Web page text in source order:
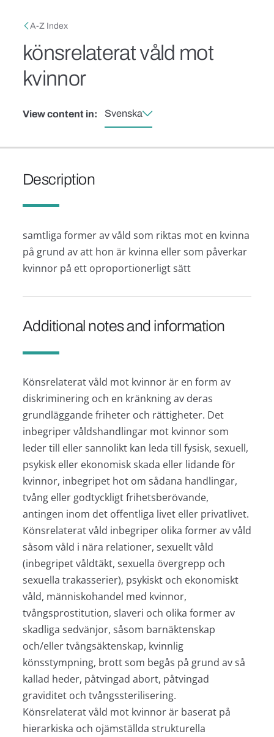
Breadcrumb
A-Z Index
könsrelaterat våld mot
kvinnor
View content in: Svenska
Description
samtliga former av våld som riktas mot en kvinna
på grund av att hon är kvinna eller som påverkar
kvinnor på ett oproportionerligt sätt
Additional notes and information
Könsrelaterat våld mot kvinnor är en form av
diskriminering och en kränkning av deras
grundläggande friheter och rättigheter. Det
inbegriper våldshandlingar mot kvinnor som
leder till eller sannolikt kan leda till fysisk, sexuell,
psykisk eller ekonomisk skada eller lidande för
kvinnor, inbegripet hot om sådana handlingar,
tvång eller godtyckligt frihetsberövande,
antingen inom det offentliga livet eller privatlivet.
Könsrelaterat våld inbegriper olika former av våld
såsom våld i nära relationer, sexuellt våld
(inbegripet våldtäkt, sexuella övergrepp och
sexuella trakasserier), psykiskt och ekonomiskt
våld, människohandel med kvinnor,
tvångsprostitution, slaveri och olika former av
skadliga sedvänjor, såsom barnäktenskap
och/eller tvångsäktenskap, kvinnlig
könsstympning, brott som begås på grund av så
kallad heder, påtvingad abort, påtvingad
graviditet och tvångssterilisering.
Könsrelaterat våld mot kvinnor är baserat på
hierarkiska och ojämställda strukturella